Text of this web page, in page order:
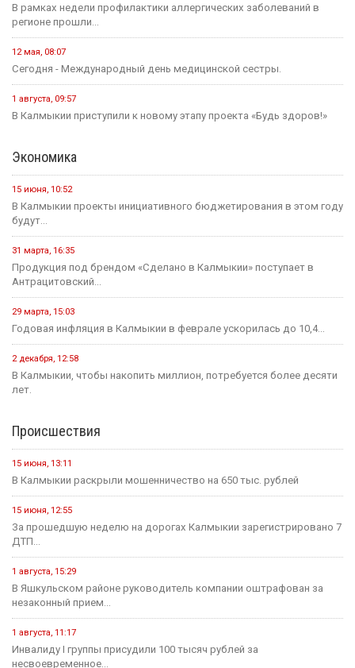
В рамках недели профилактики аллергических заболеваний в
регионе прошли...
12 мая, 08:07
Сегодня - Международный день медицинской сестры.
1 августа, 09:57
В Калмыкии приступили к новому этапу проекта «Будь здоров!»
Экономика
15 июня, 10:52
В Калмыкии проекты инициативного бюджетирования в этом году
будут...
31 марта, 16:35
Продукция под брендом «Сделано в Калмыкии» поступает в
Антрацитовский...
29 марта, 15:03
Годовая инфляция в Калмыкии в феврале ускорилась до 10,4...
2 декабря, 12:58
В Калмыкии, чтобы накопить миллион, потребуется более десяти
лет.
Происшествия
15 июня, 13:11
В Калмыкии раскрыли мошенничество на 650 тыс. рублей
15 июня, 12:55
За прошедшую неделю на дорогах Калмыкии зарегистрировано 7
ДТП...
1 августа, 15:29
В Яшкульском районе руководитель компании оштрафован за
незаконный прием...
1 августа, 11:17
Инвалиду I группы присудили 100 тысяч рублей за
несвоевременное...